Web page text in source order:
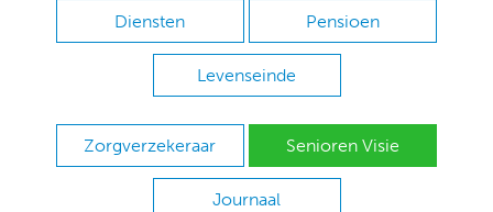
Diensten Pensioen
Levenseinde
Zorgverzekeraar Senioren Visie
Journaal